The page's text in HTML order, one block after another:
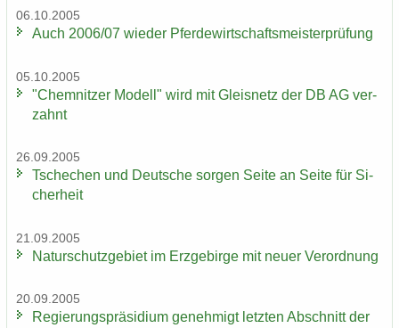
06.10.2005
Auch 2006/07 wie­der Pfer­de­wirt­schafts­meis­ter­prü­fung
05.10.2005
"Chem­nit­zer Mo­dell" wird mit Gleis­netz der DB AG ver­
zahnt
26.09.2005
Tsche­chen und Deut­sche sor­gen Seite an Seite für Si­
cher­heit
21.09.2005
Na­tur­schutz­ge­biet im Erz­ge­bir­ge mit neuer Ver­ord­nung
20.09.2005
Re­gie­rungs­prä­si­di­um ge­neh­migt letz­ten Ab­schnitt der